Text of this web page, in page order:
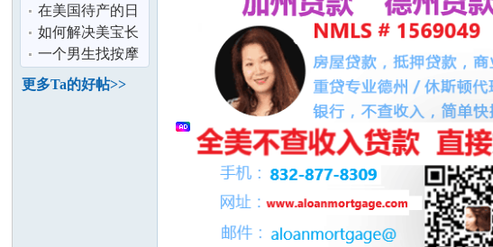
孩子上学
在美国待产的日
子
如何解决美宝长
住中国的医疗费
用问题——美
一个男生找按摩
工作
更多Ta的好帖>>